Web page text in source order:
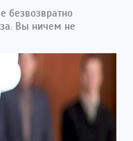
безвозвратно
Вы ничем не